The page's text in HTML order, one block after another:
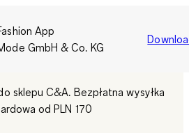
App
GmbH & Co. KG
sklepu C&A. Bezpłatna wysyłka
od PLN 170